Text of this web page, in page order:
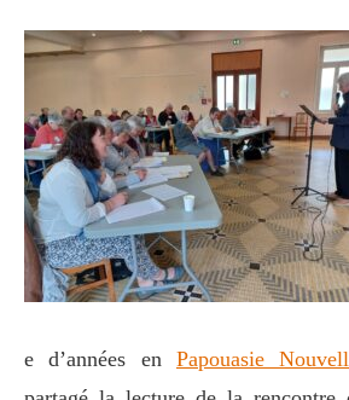
e d’années en Papouasie